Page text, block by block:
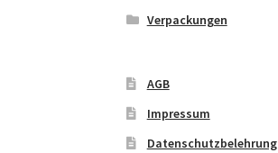
Verpackungen
AGB
Impressum
Datenschutzbelehrung